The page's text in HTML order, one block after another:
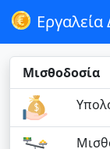
Μισθοδοσία